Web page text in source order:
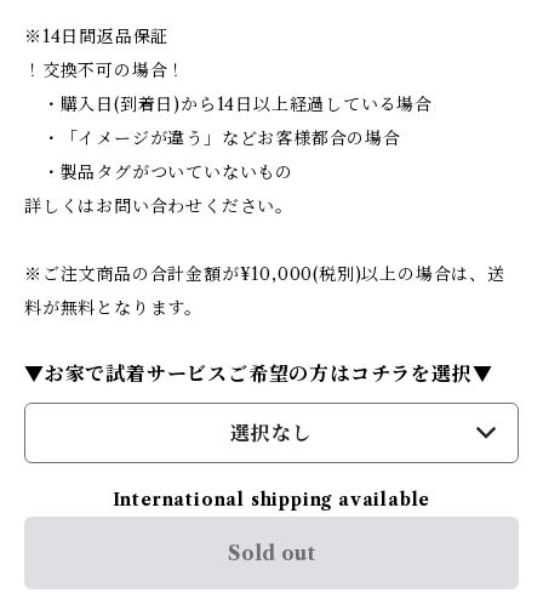
※14日間返品保証
！交換不可の場合！
・購入日(到着日)から14日以上経過している場合
・「イメージが違う」などお客様都合の場合
・製品タグがついていないもの
詳しくはお問い合わせください。
※ご注文商品の合計金額が¥10,000(税別)以上の場合は、送
料が無料となります。
▼お家で試着サービスご希望の方はコチラを選択▼
選択なし
International shipping available
Sold out